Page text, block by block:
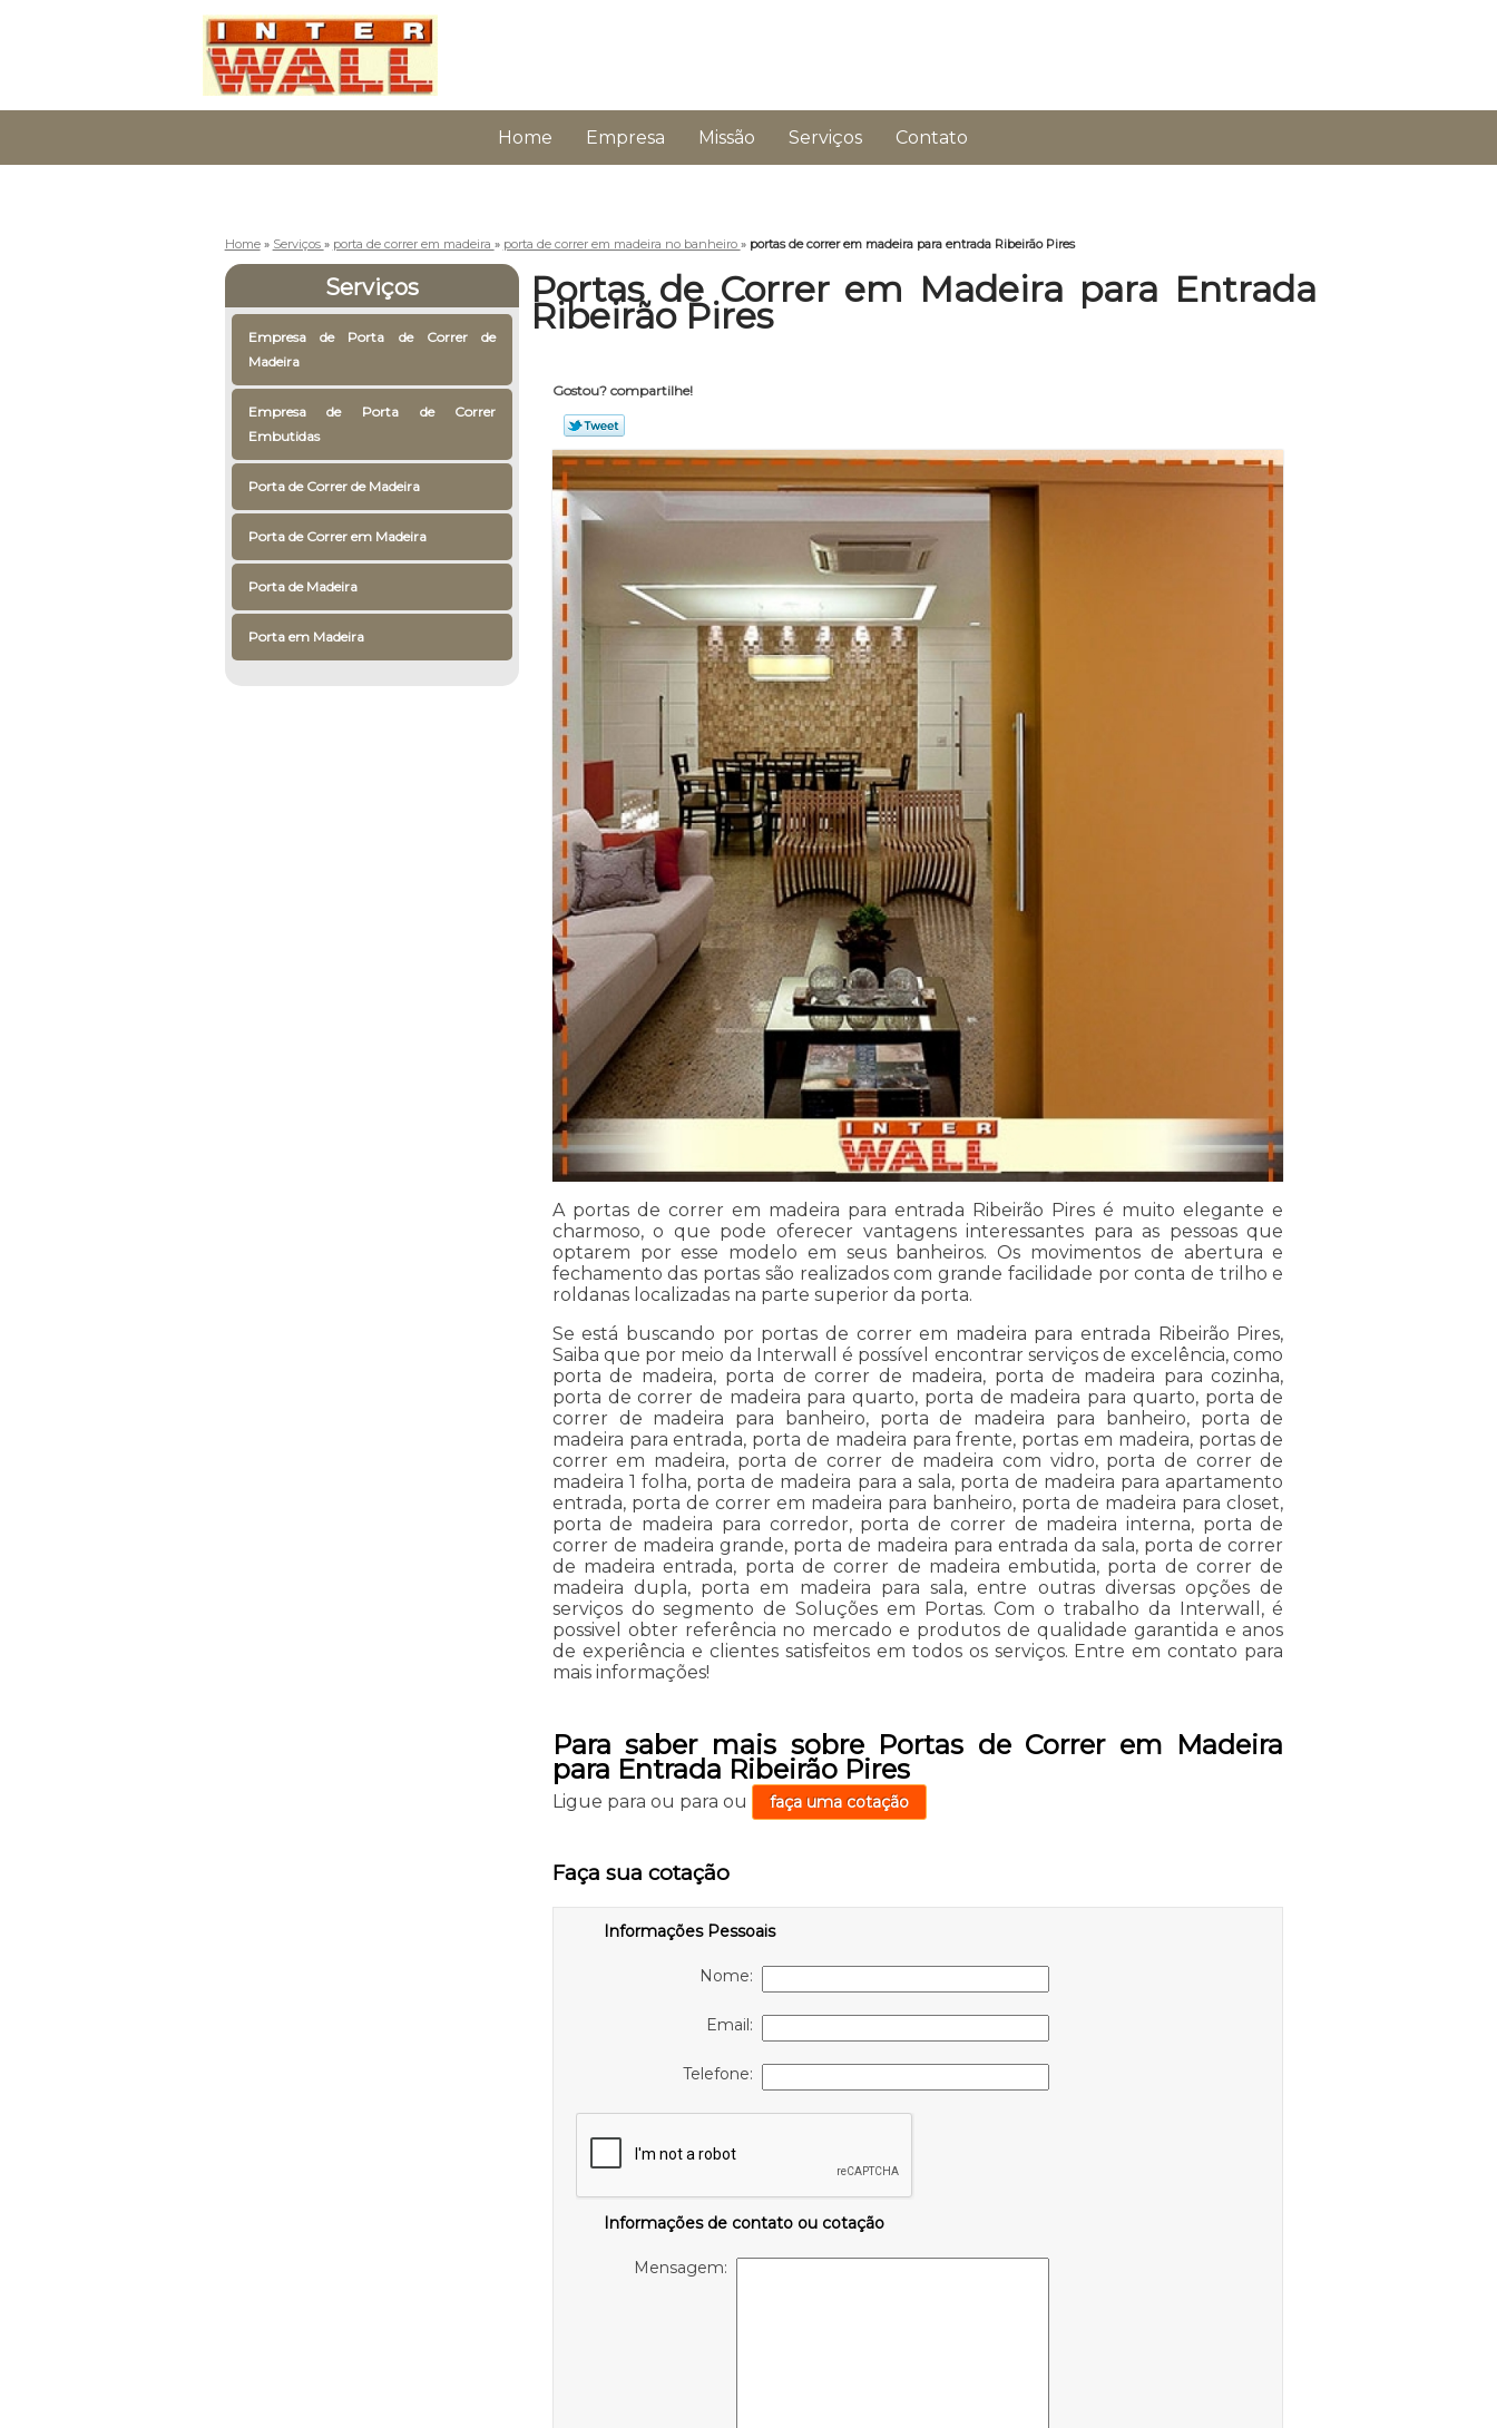
Home Empresa Missão Serviços Contato
Home » Serviços » porta de correr em madeira » porta de correr em madeira no banheiro » portas de correr em madeira para entrada Ribeirão Pires
Serviços
Empresa de Porta de Correr de
Madeira
Empresa de Porta de Correr
Embutidas
Porta de Correr de Madeira
Porta de Correr em Madeira
Porta de Madeira
Porta em Madeira
Portas de Correr em Madeira para Entrada
Ribeirão Pires
Gostou? compartilhe!
A portas de correr em madeira para entrada Ribeirão Pires é muito elegante e
charmoso, o que pode oferecer vantagens interessantes para as pessoas que
optarem por esse modelo em seus banheiros. Os movimentos de abertura e
fechamento das portas são realizados com grande facilidade por conta de trilho e
roldanas localizadas na parte superior da porta.
Se está buscando por portas de correr em madeira para entrada Ribeirão Pires,
Saiba que por meio da Interwall é possível encontrar serviços de excelência, como
porta de madeira, porta de correr de madeira, porta de madeira para cozinha,
porta de correr de madeira para quarto, porta de madeira para quarto, porta de
correr de madeira para banheiro, porta de madeira para banheiro, porta de
madeira para entrada, porta de madeira para frente, portas em madeira, portas de
correr em madeira, porta de correr de madeira com vidro, porta de correr de
madeira 1 folha, porta de madeira para a sala, porta de madeira para apartamento
entrada, porta de correr em madeira para banheiro, porta de madeira para closet,
porta de madeira para corredor, porta de correr de madeira interna, porta de
correr de madeira grande, porta de madeira para entrada da sala, porta de correr
de madeira entrada, porta de correr de madeira embutida, porta de correr de
madeira dupla, porta em madeira para sala, entre outras diversas opções de
serviços do segmento de Soluções em Portas. Com o trabalho da Interwall, é
possivel obter referência no mercado e produtos de qualidade garantida e anos
de experiência e clientes satisfeitos em todos os serviços. Entre em contato para
mais informações!
Para saber mais sobre Portas de Correr em Madeira
para Entrada Ribeirão Pires
Ligue para ou para ou faça uma cotação
Faça sua cotação
Informações Pessoais
Nome:
Email:
Telefone:
Informações de contato ou cotação
Mensagem: